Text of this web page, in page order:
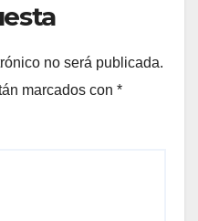
no será publicada.
marcados con *